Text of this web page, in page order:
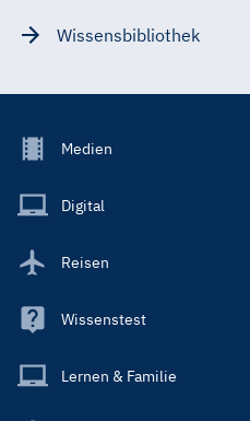
Wissensbibliothek
Footer
Main
Medien
Digital
Reisen
Wissenstest
Lernen & Familie